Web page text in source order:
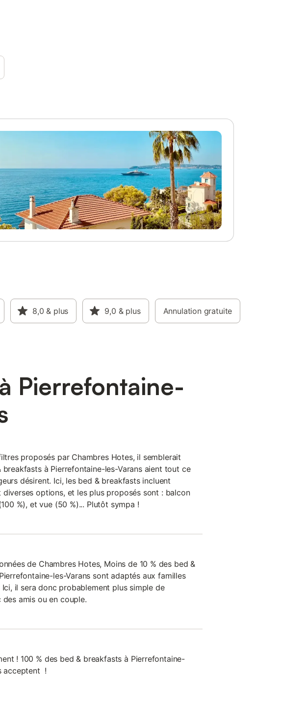
8,0 & plus 9,0 & plus Annulation gratuite
Pierrefontaine-
proposés par Chambres Hotes, il semblerait
breakfasts à Pierrefontaine-les-Varans aient tout ce
désirent. Ici, les bed & breakfasts incluent
diverses options, et les plus proposés sont : balcon
%), et vue (50 %)... Plutôt sympa !
de Chambres Hotes, Moins de 10 % des bed &
les-Varans sont adaptés aux familles
il sera donc probablement plus simple de
des amis ou en couple.
! 100 % des bed & breakfasts à Pierrefontaine-
acceptent !